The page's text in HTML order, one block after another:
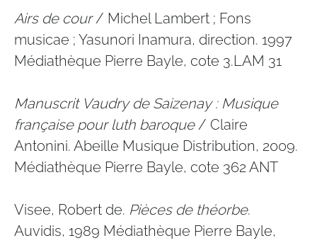
Airs de cour/ Michel Lambert ; Fons
musicae ; Yasunori Inamura, direction. 1997
Médiathèque Pierre Bayle, cote 3.LAM 31
Manuscrit Vaudry de Saizenay : Musique
française pour luth baroque/ Claire
Antonini. Abeille Musique Distribution, 2009.
Médiathèque Pierre Bayle, cote 362 ANT
Visee, Robert de. Pièces de théorbe.
Auvidis, 1989 Médiathèque Pierre Bayle,